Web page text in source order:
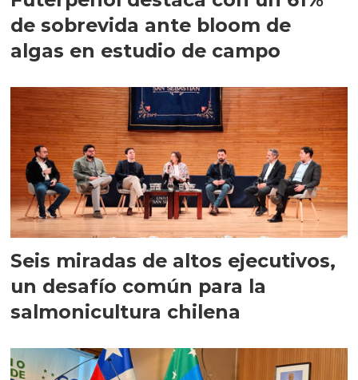
de sobrevida ante bloom de
algas en estudio de campo
Seis miradas de altos ejecutivos,
un desafío común para la
salmonicultura chilena